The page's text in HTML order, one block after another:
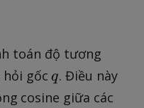
toán độ tương
hỏi gốcq
q. Điều này
cosine giữa các